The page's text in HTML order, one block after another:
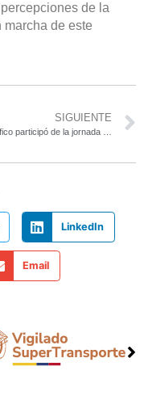
de la
de este
SIGUIENTE
LinkedIn
Email